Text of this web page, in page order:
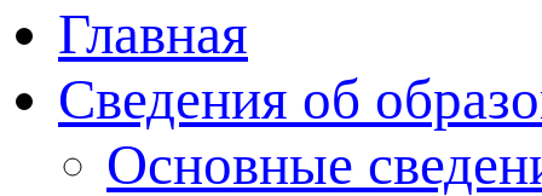
Главная
Сведения об
Основные